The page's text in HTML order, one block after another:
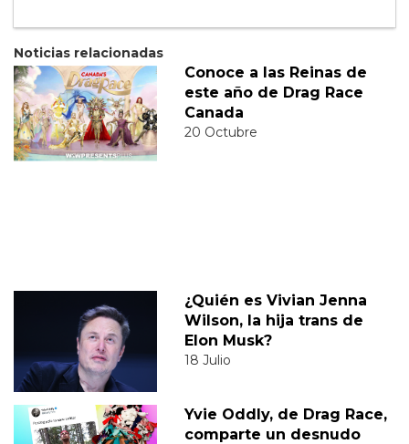
Noticias relacionadas
Conoce a las Reinas de
este año de Drag Race
Canada
20 Octubre
¿Quién es Vivian Jenna
Wilson, la hija trans de
Elon Musk?
18 Julio
Yvie Oddly, de Drag Race,
comparte un desnudo